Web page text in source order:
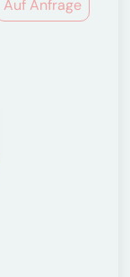
Auf Anfrage